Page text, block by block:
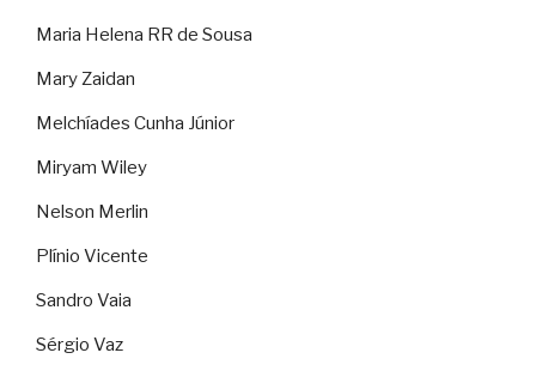
Maria Helena RR de Sousa
Mary Zaidan
Melchíades Cunha Júnior
Miryam Wiley
Nelson Merlin
Plínio Vicente
Sandro Vaia
Sérgio Vaz